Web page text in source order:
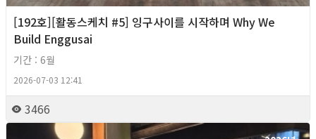
[192호][활동스케치 #5] 잉구사이를 시작하며 Why We
Build Enggusai
기간 : 6월
2026-07-03 12:41
3466